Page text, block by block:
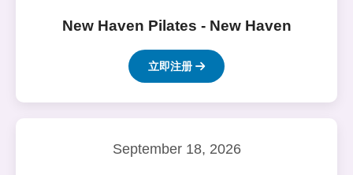
New Haven Pilates - New Haven
立即注册
September 18, 2026